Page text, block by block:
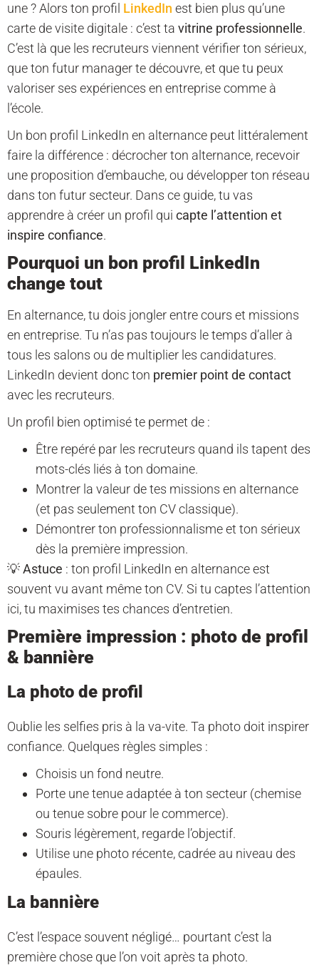
une ? Alors ton profil LinkedIn est bien plus qu’une
carte de visite digitale : c’est ta vitrine professionnelle.
C’est là que les recruteurs viennent vérifier ton sérieux,
que ton futur manager te découvre, et que tu peux
valoriser ses expériences en entreprise comme à
l’école.
Un bon profil LinkedIn en alternance peut littéralement
faire la différence : décrocher ton alternance, recevoir
une proposition d’embauche, ou développer ton réseau
dans ton futur secteur. Dans ce guide, tu vas
apprendre à créer un profil qui capte l’attention et
inspire confiance.
Pourquoi un bon profil LinkedIn
change tout
En alternance, tu dois jongler entre cours et missions
en entreprise. Tu n’as pas toujours le temps d’aller à
tous les salons ou de multiplier les candidatures.
LinkedIn devient donc ton premier point de contact
avec les recruteurs.
Un profil bien optimisé te permet de :
Être repéré par les recruteurs quand ils tapent des
mots-clés liés à ton domaine.
Montrer la valeur de tes missions en alternance
(et pas seulement ton CV classique).
Démontrer ton professionnalisme et ton sérieux
dès la première impression.
💡Astuce : ton profil LinkedIn en alternance est
souvent vu avant même ton CV. Si tu captes l’attention
ici, tu maximises tes chances d’entretien.
Première impression : photo de profil
& bannière
La photo de profil
Oublie les selfies pris à la va-vite. Ta photo doit inspirer
confiance. Quelques règles simples :
Choisis un fond neutre.
Porte une tenue adaptée à ton secteur (chemise
ou tenue sobre pour le commerce).
Souris légèrement, regarde l’objectif.
Utilise une photo récente, cadrée au niveau des
épaules.
La bannière
C’est l’espace souvent négligé… pourtant c’est la
première chose que l’on voit après ta photo.